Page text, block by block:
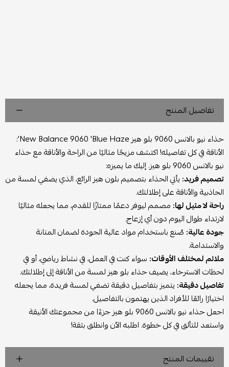
تفاصيل المنتج
حذاء نيو بالانس 9060 بلو هيز New Balance 9060 'Blue Haze':
الأناقة في كل تفاصيله! اكتشف مزيجًا مثاليًا من الراحة والأناقة مع حذاء
نيو بالانس 9060 بلو هيز. إليك ما يميزه:
تصميم فريد: يأتي الحذاء بتصميم بلون هيز الرائع، الذي يضفي لمسة من
الجاذبية والأناقة على إطلالتك.
راحة لا مثيل لها: مصمم ليوفر دعمًا ممتازًا للقدم، مما يجعله مثاليًا
لارتداء طوال اليوم دون أي إزعاج.
جودة عالية: صُنع باستخدام مواد عالية الجودة لضمان المتانة
والاستدامة.
ملائم لمختلف الأوقات: سواء كنت في العمل، في نشاط رياضي، أو في
لحظات الاسترخاء، يضيف حذاء بلو هيز لمسة من الأناقة إلى إطلالتك.
تفاصيل دقيقة: يتميز بتفاصيل دقيقة تضفي لمسة فريدة، مما يجعله
اختيارًا رائعًا للأفراد الذين يهتمون بالتفاصيل.
اجعل حذاء نيو بالانس 9060 بلو هيز جزءًا من مجموعتك الأنيقة
واستعد للتألق في كل خطوة. اطلبه الآن وانطلق بثقة!
تقييمات المنتج